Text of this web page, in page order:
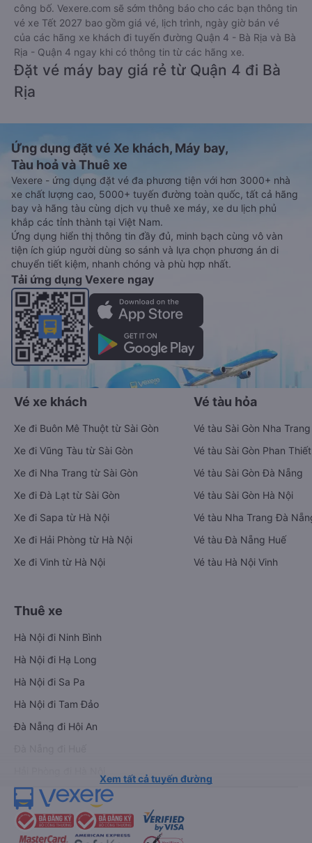
công bố. Vexere.com sẽ sớm thông báo cho các bạn thông tin
vé xe Tết 2027 bao gồm giá vé, lịch trình, ngày giờ bán vé
của các hãng xe khách đi tuyến đường Quận 4 - Bà Rịa và Bà
Rịa - Quận 4 ngay khi có thông tin từ các hãng xe.
Đặt vé máy bay giá rẻ từ Quận 4 đi Bà
Rịa
Ứng dụng đặt vé Xe khách, Máy bay,
Tàu hoả và Thuê xe
Vexere - ứng dụng đặt vé đa phương tiện với hơn 3000+ nhà
xe chất lượng cao, 5000+ tuyến đường toàn quốc, tất cả hãng
bay và hãng tàu cùng dịch vụ thuê xe máy, xe du lịch phủ
khắp các tỉnh thành tại Việt Nam.
Ứng dụng hiển thị thông tin đầy đủ, minh bạch cùng vô vàn
tiện ích giúp người dùng so sánh và lựa chọn phương án di
chuyển tiết kiệm, nhanh chóng và phù hợp nhất.
Tải ứng dụng Vexere ngay
Vé xe khách
Xe đi Buôn Mê Thuột từ Sài Gòn
Xe đi Vũng Tàu từ Sài Gòn
Xe đi Nha Trang từ Sài Gòn
Xe đi Đà Lạt từ Sài Gòn
Xe đi Sapa từ Hà Nội
Xe đi Hải Phòng từ Hà Nội
Xe đi Vinh từ Hà Nội
Vé tàu hỏa
Vé tàu Sài Gòn Nha Trang
Vé tàu Sài Gòn Phan Thiết
Vé tàu Sài Gòn Đà Nẵng
Vé tàu Sài Gòn Hà Nội
Vé tàu Nha Trang Đà
Vé tàu Đà Nẵng Huế
Vé tàu Hà Nội Vinh
Thuê xe
Hà Nội đi Ninh Bình
Hà Nội đi Hạ Long
Hà Nội đi Sa Pa
Hà Nội đi Tam Đảo
Đà Nẵng đi Hội An
Xem tất cả tuyến đường